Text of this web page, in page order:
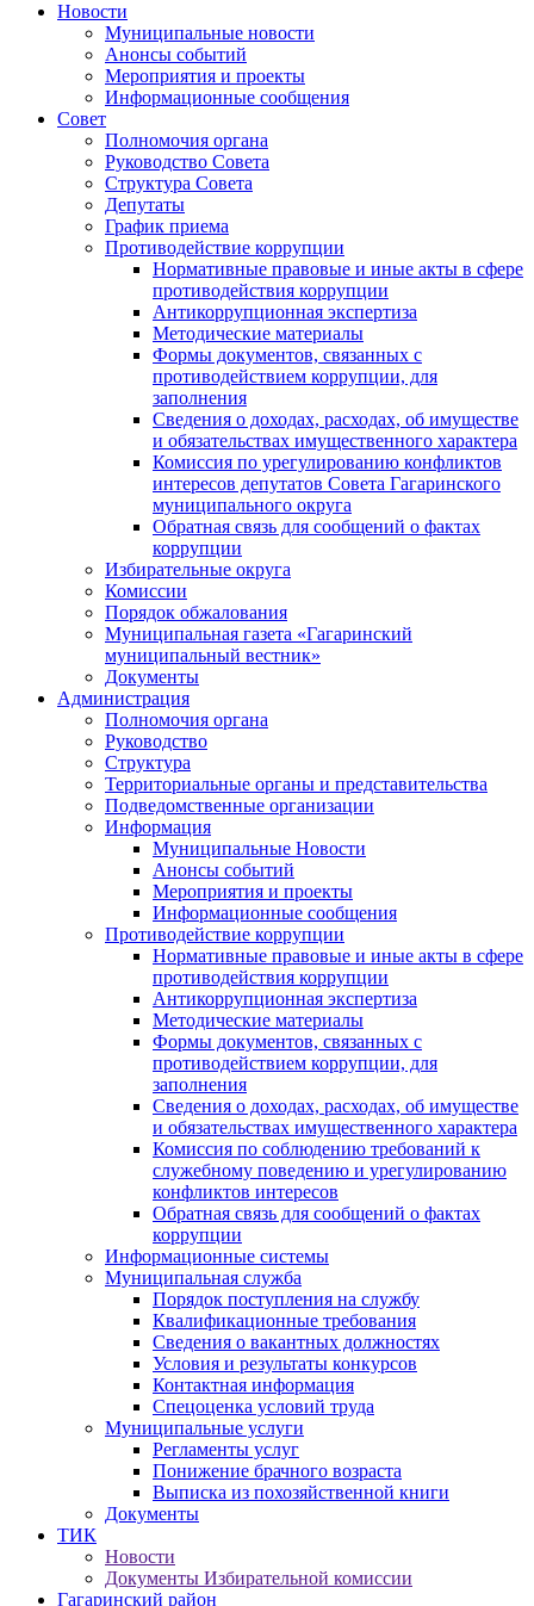
Новости
Муниципальные новости
Анонсы событий
Мероприятия и проекты
Информационные сообщения
Совет
Полномочия органа
Руководство Совета
Структура Совета
Депутаты
График приема
Противодействие коррупции
Нормативные правовые и иные акты в сфере
противодействия коррупции
Антикоррупционная экспертиза
Методические материалы
Формы документов, связанных с
противодействием коррупции, для
заполнения
Сведения о доходах, расходах, об имуществе
и обязательствах имущественного характера
Комиссия по урегулированию конфликтов
интересов депутатов Совета Гагаринского
муниципального округа
Обратная связь для сообщений о фактах
коррупции
Избирательные округа
Комиссии
Порядок обжалования
Муниципальная газета «Гагаринский
муниципальный вестник»
Документы
Администрация
Полномочия органа
Руководство
Структура
Территориальные органы и представительства
Подведомственные организации
Информация
Муниципальные Новости
Анонсы событий
Мероприятия и проекты
Информационные сообщения
Противодействие коррупции
Нормативные правовые и иные акты в сфере
противодействия коррупции
Антикоррупционная экспертиза
Методические материалы
Формы документов, связанных с
противодействием коррупции, для
заполнения
Сведения о доходах, расходах, об имуществе
и обязательствах имущественного характера
Комиссия по соблюдению требований к
служебному поведению и урегулированию
конфликтов интересов
Обратная связь для сообщений о фактах
коррупции
Информационные системы
Муниципальная служба
Порядок поступления на службу
Квалификационные требования
Сведения о вакантных должностях
Условия и результаты конкурсов
Контактная информация
Спецоценка условий труда
Муниципальные услуги
Регламенты услуг
Понижение брачного возраста
Выписка из похозяйственной книги
Документы
ТИК
Новости
Документы Избирательной комиссии
Гагаринский район